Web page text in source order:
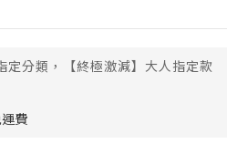
定分類，【終極激減】大人指定款
費